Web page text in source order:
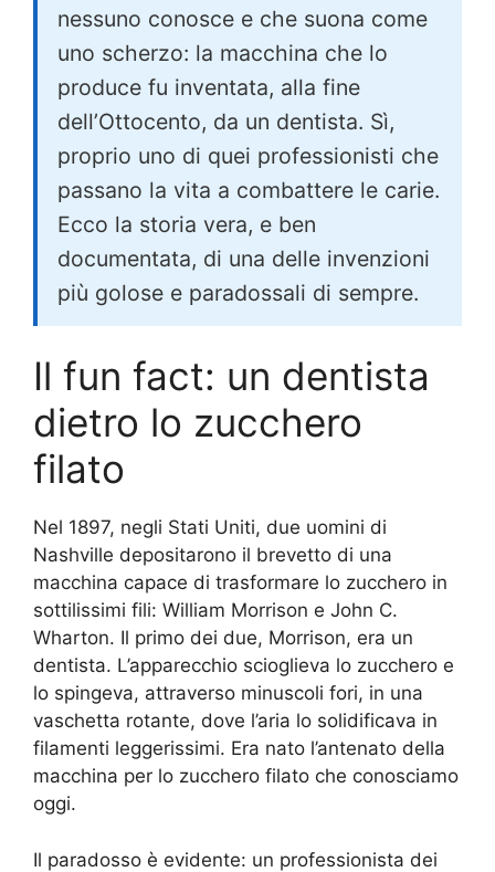
nessuno conosce e che suona come
uno scherzo: la macchina che lo
produce fu inventata, alla fine
dell’Ottocento, da un dentista. Sì,
proprio uno di quei professionisti che
passano la vita a combattere le carie.
Ecco la storia vera, e ben
documentata, di una delle invenzioni
più golose e paradossali di sempre.
Il fun fact: un dentista
dietro lo zucchero
filato
Nel 1897, negli Stati Uniti, due uomini di
Nashville depositarono il brevetto di una
macchina capace di trasformare lo zucchero in
sottilissimi fili: William Morrison e John C.
Wharton. Il primo dei due, Morrison, era un
dentista. L’apparecchio scioglieva lo zucchero e
lo spingeva, attraverso minuscoli fori, in una
vaschetta rotante, dove l’aria lo solidificava in
filamenti leggerissimi. Era nato l’antenato della
macchina per lo zucchero filato che conosciamo
oggi.
Il paradosso è evidente: un professionista dei